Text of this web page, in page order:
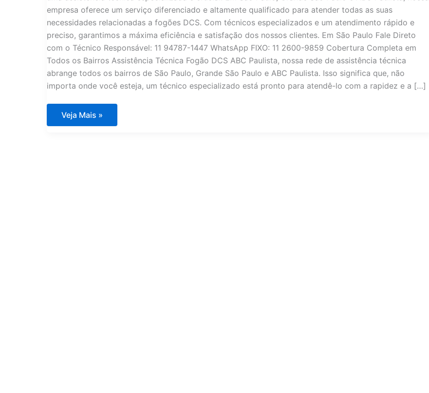
empresa oferece um serviço diferenciado e altamente qualificado para atender todas as suas
necessidades relacionadas a fogões DCS. Com técnicos especializados e um atendimento rápido e
preciso, garantimos a máxima eficiência e satisfação dos nossos clientes. Em São Paulo Fale Direto
com o Técnico Responsável: 11 94787-1447 WhatsApp FIXO: 11 2600-9859 Cobertura Completa em
Todos os Bairros Assistência Técnica Fogão DCS ABC Paulista, nossa rede de assistência técnica
abrange todos os bairros de São Paulo, Grande São Paulo e ABC Paulista. Isso significa que, não
importa onde você esteja, um técnico especializado está pronto para atendê-lo com a rapidez e a […]
Assistência
Técnica
Veja Mais »